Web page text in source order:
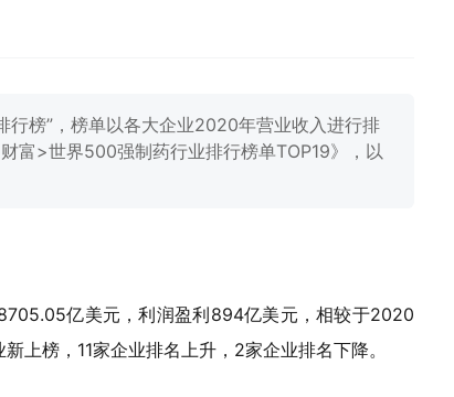
榜”，榜单以各大企业2020年营业收入进行排
富>世界500强制药行业排行榜单TOP19》，以
亿美元，利润盈利894亿美元，相较于2020
上榜，11家企业排名上升，2家企业排名下降。